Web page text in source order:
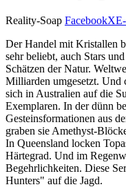
Reality-Soap FacebookX
Der Handel mit Kristallen
sehr beliebt, auch Stars
Schätzen der Natur.
Milliarden umgesetzt. Und
sich in Australien auf die
Exemplaren. In der dünn
Gesteinsformationen aus
graben sie Amethyst-
In Queensland locken
Härtegrad. Und im
Begehrlichkeiten. Diese
Hunters" auf die Jagd.